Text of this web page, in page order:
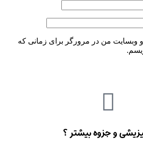
و وبسایت من در مرورگر برای زمانی که
و جزوه بیشتر ؟